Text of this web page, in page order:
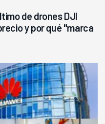
de drones DJI
y por qué "marca